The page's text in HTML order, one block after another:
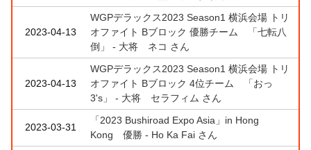
2023-04-13
WGPデラックス2023 Season1 横浜会場 トリ
オファイト Bブロック 優勝チーム 「七転八
倒」 - 大将 ネコ さん
2023-04-13
WGPデラックス2023 Season1 横浜会場 トリ
オファイト Bブロック 4位チーム 「おっ
3's」 - 大将 セラフィム さん
2023-03-31
「2023 Bushiroad Expo Asia」in Hong
Kong 優勝 - Ho Ka Fai さん